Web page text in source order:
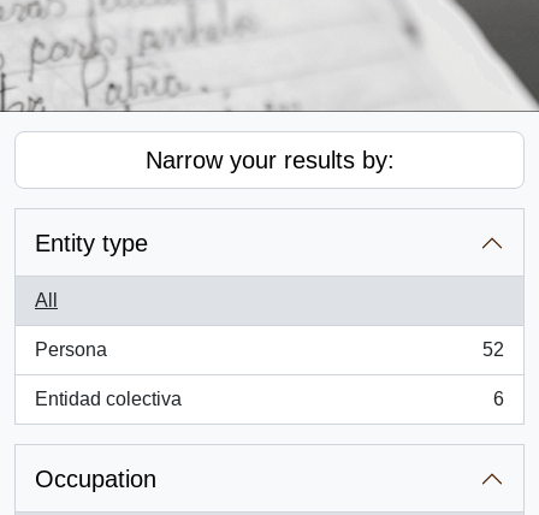
Narrow your results by:
Entity type
All
Persona
, 52 results
52
Entidad colectiva
, 6 results
6
Occupation